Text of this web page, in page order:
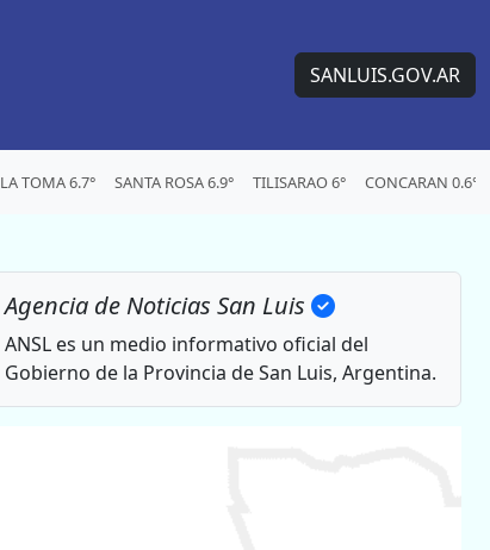
SANLUIS.GOV.AR
LA TOMA 6.7° SANTA ROSA 6.9° TILISARAO 6° CONCARAN 0.6°
Agencia de Noticias San Luis
ANSL es un medio informativo oficial del
Gobierno de la Provincia de San Luis, Argentina.